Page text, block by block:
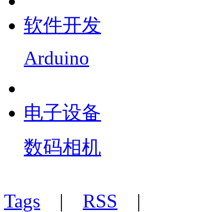
软件开发
Arduino
电子设备
数码相机
Tags | RSS |